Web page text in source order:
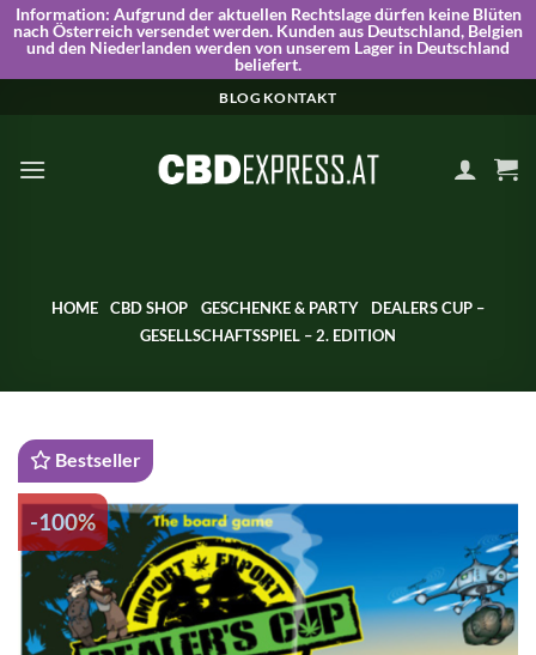
Information: Aufgrund der aktuellen Rechtslage dürfen keine Blüten
nach Österreich versendet werden. Kunden aus Deutschland, Belgien
und den Niederlanden werden von unserem Lager in Deutschland
beliefert.
BLOG KONTAKT
HOME CBD SHOP GESCHENKE & PARTY
DEALERS CUP –
GESELLSCHAFTSSPIEL – 2. EDITION
-100%
Bestseller